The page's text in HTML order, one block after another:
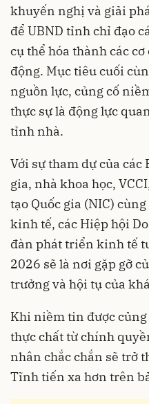
khuyến nghị và giải
để UBND tỉnh chỉ đạo
cụ thể hóa thành các
động. Mục tiêu cuối
nguồn lực, củng cố
thực sự là động lực
tỉnh nhà.
Với sự tham dự của các
gia, nhà khoa học,
tạo Quốc gia (NIC)
kinh tế, các Hiệp hội
đàn phát triển kinh tế
2026 sẽ là nơi gặp gỡ
trưởng và hội tụ của
Khi niềm tin được
thực chất từ chính
nhân chắc chắn sẽ trở
Tĩnh tiến xa hơn trên